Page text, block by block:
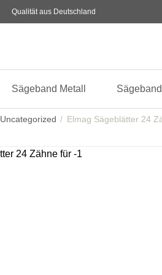
Qualität aus Deutschland
Sägeband Metall
Uncategorized Elmag Sägeblätter 24